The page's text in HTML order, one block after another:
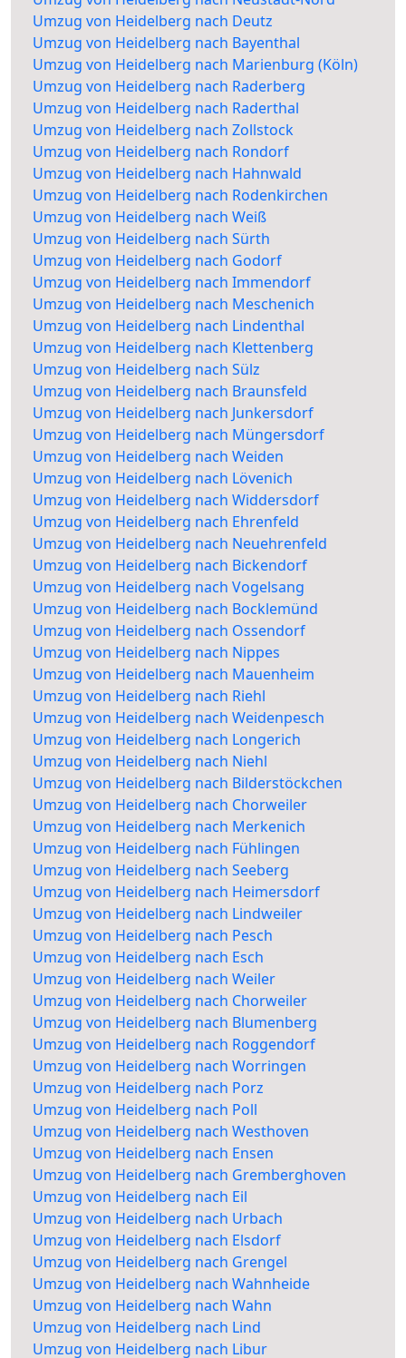
Umzug von Heidelberg nach Deutz
Umzug von Heidelberg nach Bayenthal
Umzug von Heidelberg nach Marienburg (Köln)
Umzug von Heidelberg nach Raderberg
Umzug von Heidelberg nach Raderthal
Umzug von Heidelberg nach Zollstock
Umzug von Heidelberg nach Rondorf
Umzug von Heidelberg nach Hahnwald
Umzug von Heidelberg nach Rodenkirchen
Umzug von Heidelberg nach Weiß
Umzug von Heidelberg nach Sürth
Umzug von Heidelberg nach Godorf
Umzug von Heidelberg nach Immendorf
Umzug von Heidelberg nach Meschenich
Umzug von Heidelberg nach Lindenthal
Umzug von Heidelberg nach Klettenberg
Umzug von Heidelberg nach Sülz
Umzug von Heidelberg nach Braunsfeld
Umzug von Heidelberg nach Junkersdorf
Umzug von Heidelberg nach Müngersdorf
Umzug von Heidelberg nach Weiden
Umzug von Heidelberg nach Lövenich
Umzug von Heidelberg nach Widdersdorf
Umzug von Heidelberg nach Ehrenfeld
Umzug von Heidelberg nach Neuehrenfeld
Umzug von Heidelberg nach Bickendorf
Umzug von Heidelberg nach Vogelsang
Umzug von Heidelberg nach Bocklemünd
Umzug von Heidelberg nach Ossendorf
Umzug von Heidelberg nach Nippes
Umzug von Heidelberg nach Mauenheim
Umzug von Heidelberg nach Riehl
Umzug von Heidelberg nach Weidenpesch
Umzug von Heidelberg nach Longerich
Umzug von Heidelberg nach Niehl
Umzug von Heidelberg nach Bilderstöckchen
Umzug von Heidelberg nach Chorweiler
Umzug von Heidelberg nach Merkenich
Umzug von Heidelberg nach Fühlingen
Umzug von Heidelberg nach Seeberg
Umzug von Heidelberg nach Heimersdorf
Umzug von Heidelberg nach Lindweiler
Umzug von Heidelberg nach Pesch
Umzug von Heidelberg nach Esch
Umzug von Heidelberg nach Weiler
Umzug von Heidelberg nach Chorweiler
Umzug von Heidelberg nach Blumenberg
Umzug von Heidelberg nach Roggendorf
Umzug von Heidelberg nach Worringen
Umzug von Heidelberg nach Porz
Umzug von Heidelberg nach Poll
Umzug von Heidelberg nach Westhoven
Umzug von Heidelberg nach Ensen
Umzug von Heidelberg nach Gremberghoven
Umzug von Heidelberg nach Eil
Umzug von Heidelberg nach Urbach
Umzug von Heidelberg nach Elsdorf
Umzug von Heidelberg nach Grengel
Umzug von Heidelberg nach Wahnheide
Umzug von Heidelberg nach Wahn
Umzug von Heidelberg nach Lind
Umzug von Heidelberg nach Libur